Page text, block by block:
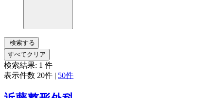
検索する
すべてクリア
検索結果: 1 件
表示件数 20件 | 50件